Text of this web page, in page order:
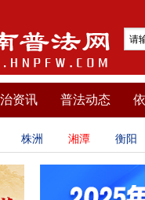
资讯 普法动态
株洲 湘潭 衡阳